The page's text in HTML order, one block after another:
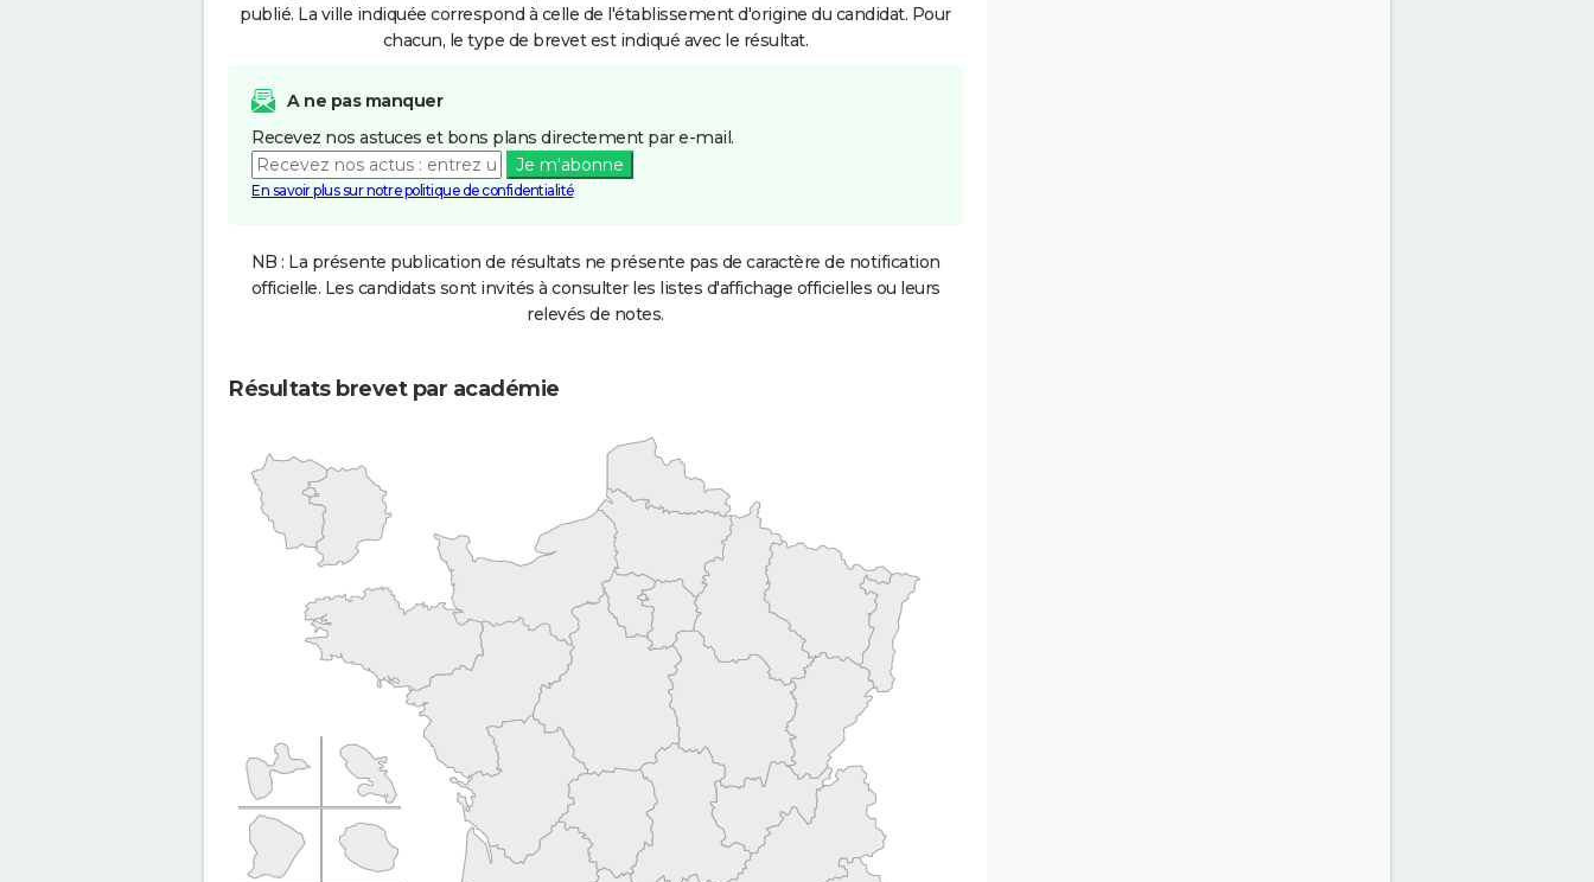
publié. La ville indiquée correspond à celle de l'établissement d'origine du candidat. Pour
chacun, le type de brevet est indiqué avec le résultat.
A ne pas manquer
Recevez nos astuces et bons plans directement par e-mail.
Je m'abonne
En savoir plus sur notre politique de confidentialité
NB : La présente publication de résultats ne présente pas de caractère de notification
officielle. Les candidats sont invités à consulter les listes d'affichage officielles ou leurs
relevés de notes.
Résultats brevet par académie